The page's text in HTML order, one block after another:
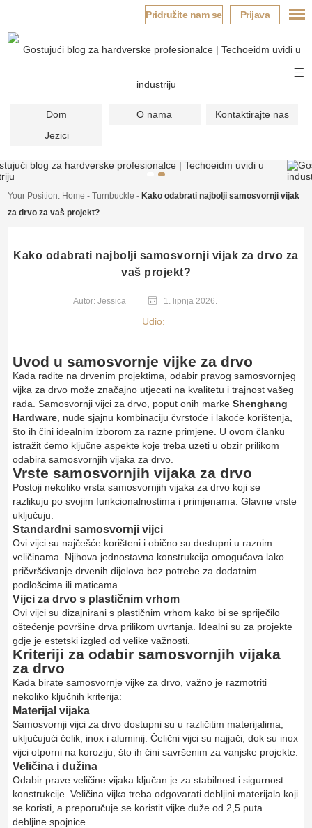
Prijava
Pridružite nam se
Dom O nama
Kontaktirajte nas
Jezici
Your Position: Home -Turnbuckle - Kako odabrati najbolji samosvornji vijak
za drvo za vaš projekt?
Kako odabrati najbolji samosvornji vijak za drvo za
vaš projekt?
Autor: Jessica 1. lipnja 2026.
Udio:
Uvod u samosvornje vijke za drvo
Kada radite na drvenim projektima, odabir pravog samosvornjeg
vijka za drvo može značajno utjecati na kvalitetu i trajnost vašeg
rada. Samosvornji vijci za drvo, poput onih markeShenghang
Hardware , nude sjajnu kombinaciju čvrstoće i lakoće korištenja,
što ih čini idealnim izborom za razne primjene. U ovom članku
istražit ćemo ključne aspekte koje treba uzeti u obzir prilikom
odabira samosvornjih vijaka za drvo.
Vrste samosvornjih vijaka za drvo
Postoji nekoliko vrsta samosvornjih vijaka za drvo koji se
razlikuju po svojim funkcionalnostima i primjenama. Glavne vrste
uključuju:
Standardni samosvornji vijci
Ovi vijci su najčešće korišteni i obično su dostupni u raznim
veličinama. Njihova jednostavna konstrukcija omogućava lako
pričvršćivanje drvenih dijelova bez potrebe za dodatnim
podlošcima ili maticama.
Vijci za drvo s plastičnim vrhom
Ovi vijci su dizajnirani s plastičnim vrhom kako bi se spriječilo
oštećenje površine drva prilikom uvrtanja. Idealni su za projekte
gdje je estetski izgled od velike važnosti.
Kriteriji za odabir samosvornjih vijaka
za drvo
Kada birate samosvornje vijke za drvo, važno je razmotriti
nekoliko ključnih kriterija:
Materijal vijaka
Samosvornji vijci za drvo dostupni su u različitim materijalima,
uključujući čelik, inox i aluminij. Čelični vijci su najjači, dok su inox
vijci otporni na koroziju, što ih čini savršenim za vanjske projekte.
Veličina i dužina
Odabir prave veličine vijaka ključan je za stabilnost i sigurnost
konstrukcije. Veličina vijka treba odgovarati debljini materijala koji
se koristi, a preporučuje se koristit vijke duže od 2,5 puta
debljine spojnice.